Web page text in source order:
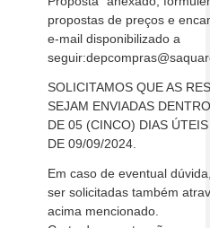
propostas de preços e
e-mail disponibilizado a
SOLICITAMOS QUE AS
SEJAM ENVIADAS
DE 05 (CINCO) DIAS ÚTEIS
DE 09/09/2024.
Em caso de eventual
ser solicitadas também
acima mencionado.